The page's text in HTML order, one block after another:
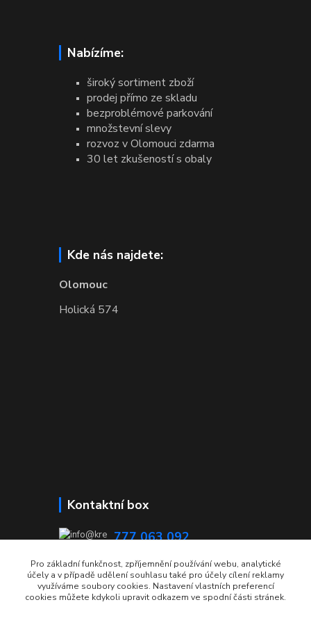
Nabízíme:
široký sortiment zboží
prodej přímo ze skladu
bezproblémové parkování
množstevní slevy
rozvoz v Olomouci zdarma
30 let zkušeností s obaly
Kde nás najdete:
Olomouc
Holická 574
Kontaktní box
777 063 092
info@krecmer.cz
Pro základní funkčnost, zpříjemnění používání webu, analytické
účely a v případě udělení souhlasu také pro účely cílení reklamy
využíváme soubory cookies. Nastavení vlastních preferencí
cookies můžete kdykoli upravit odkazem ve spodní části stránek.